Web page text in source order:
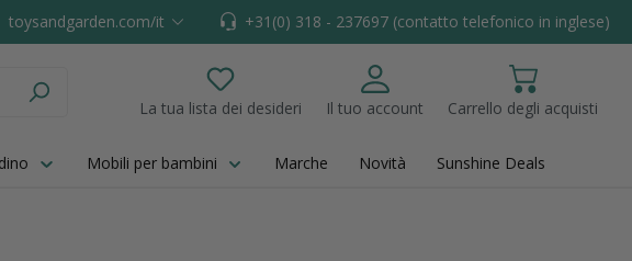
toysandgarden.com/it +31(0) 318 - 237697 (contatto telefonico in inglese)
La tua lista dei desideri
Il tuo account Carrello degli acquisti
Mobili per bambini Marche Novità Sunshine Deals